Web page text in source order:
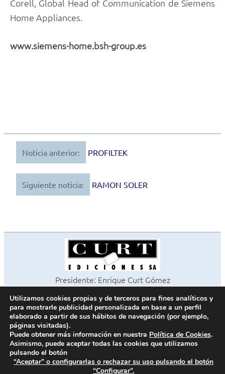
Corell, Global Head of Communication de Siemens
Home Appliances.
www.siemens-home.bsh-group.es
Navegación
de
entradas
Noticia anterior: PROFILTEK
Siguiente noticia: RAMON SOLER
Presidente: Enrique Curt Gómez
©2026 Revista Cocinas y Baños
Todos los derechos reservados
Paseo de Gracia, 63. 1º 2ª. 08008 Barcelona -
Fax 933 183 505
Utilizamos cookies propias y de terceros para fines analíticos y
para mostrarle publicidad personalizada en base a un perfil
elaborado a partir de sus hábitos de navegación (por ejemplo,
páginas visitadas).
Puede obtener más información en nuestra Política de Cookies.
Asimismo, puede aceptar todas las cookies que utilizamos
pulsando el botón
“Aceptar” o configurarlas o rechazar su uso pulsando el botón
“Configurar”.